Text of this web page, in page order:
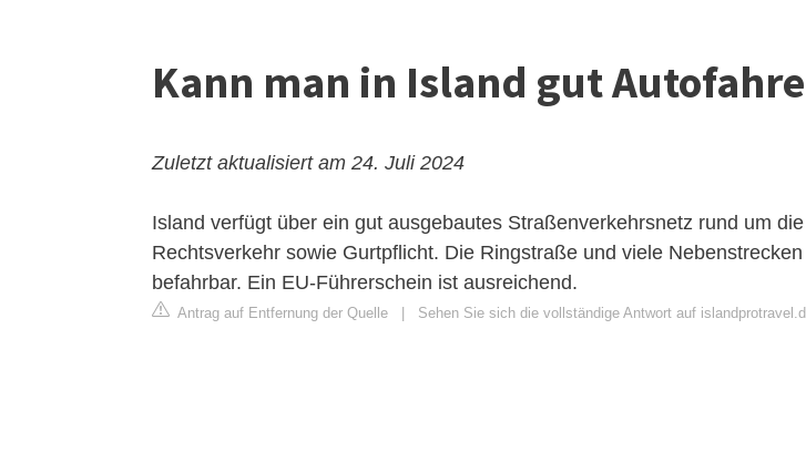
Kann man in Island gut
Zuletzt aktualisiert am 24. Juli 2024
Island verfügt über ein gut ausgebautes Straßenverkehrsnetz rund um
Rechtsverkehr sowie Gurtpflicht. Die Ringstraße und viele
befahrbar. Ein EU-Führerschein ist ausreichend.
Antrag auf Entfernung der Quelle Sehen Sie sich die vollständige Antwort auf